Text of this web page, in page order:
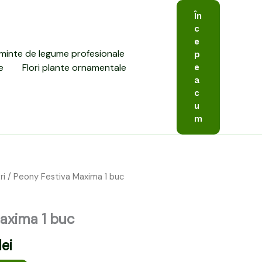
de legume profesionale
Flori plante ornamentale
În
c
e
p
e
a
c
u
m
/ Peony Festiva Maxima 1 buc
1 buc
lei
Prețul
este:
29,00 lei.